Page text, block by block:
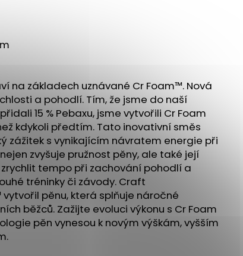
na základech uznávané Cr Foam™. Nová
a pohodlí. Tím, že jsme do naší
15 % Pebaxu, jsme vytvořili Cr Foam
kdykoli předtím. Tato inovativní směs
zážitek s vynikajícím návratem energie při
zvyšuje pružnost pěny, ale také její
tempo při zachování pohodlí a
tréninky či závody. Craft
pěnu, která splňuje náročné
běžců. Zažijte evoluci výkonu s Cr Foam
pěn vynesou k novým výškám, vyšším